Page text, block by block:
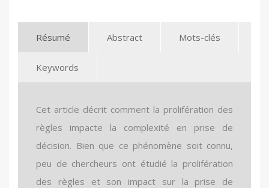
Résumé Abstract Mots-clés
Keywords
Cet article décrit comment la prolifération des
règles impacte la complexité en prise de
décision. Bien que ce phénomène soit connu,
peu de chercheurs ont étudié la prolifération
des règles et son impact sur la prise de